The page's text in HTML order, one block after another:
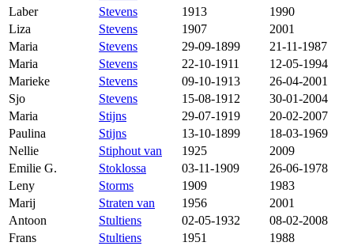
Laber
Stevens 1913
1990
Liza
Stevens 1907
2001
Maria
Stevens 29-09-1899
21-11-1987
Maria
Stevens 22-10-1911
12-05-1994
Marieke
Stevens 09-10-1913
26-04-2001
Sjo
Stevens 15-08-1912
30-01-2004
Maria
Stijns 29-07-1919
20-02-2007
Paulina
Stijns 13-10-1899
18-03-1969
Nellie
Stiphout van 1925
2009
Emilie G.
Stoklossa 03-11-1909
26-06-1978
Leny
Storms 1909
1983
Marij
Straten van 1956
2001
Antoon
Stultiens 02-05-1932
08-02-2008
Frans
Stultiens 1951
1988